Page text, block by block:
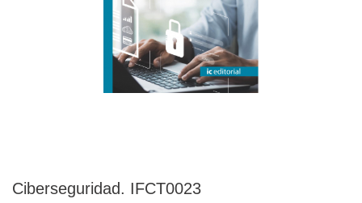
Ciberseguridad. IFCT0023